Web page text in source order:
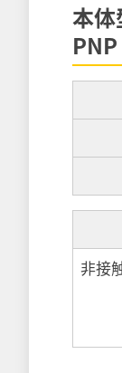
本
PNP
非接